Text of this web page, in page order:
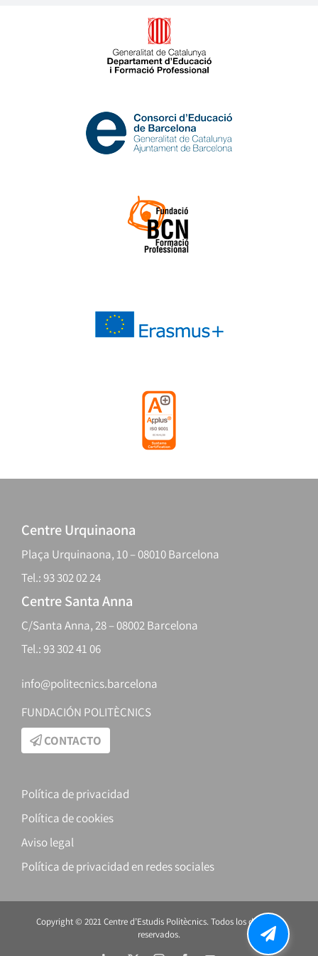
Centre Urquinaona
Plaça Urquinaona, 10 – 08010 Barcelona
Tel.: 93 302 02 24
Centre Santa Anna
C/Santa Anna, 28 – 08002 Barcelona
Tel.: 93 302 41 06
info@politecnics.barcelona
FUNDACIÓN POLITÈCNICS
CONTACTO
Política de privacidad
Política de cookies
Aviso legal
Política de privacidad en redes sociales
Copyright © 2021 Centre d’Estudis Politècnics. Todos los derechos
reservados.